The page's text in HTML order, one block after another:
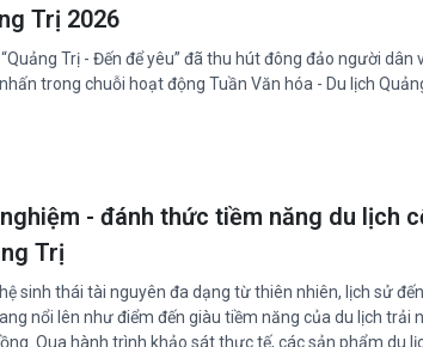
Trị 2026
Trị - Đến để yêu” đã thu hút đông đảo người dân
trong chuỗi hoạt động Tuần Văn hóa - Du lịch
- đánh thức tiềm năng du lịch
Trị
sinh thái tài nguyên đa dạng từ thiên nhiên, lịch sử
nổi lên như điểm đến giàu tiềm năng của du lịch trải
Qua hành trình khảo sát thực tế, các sản phẩm du